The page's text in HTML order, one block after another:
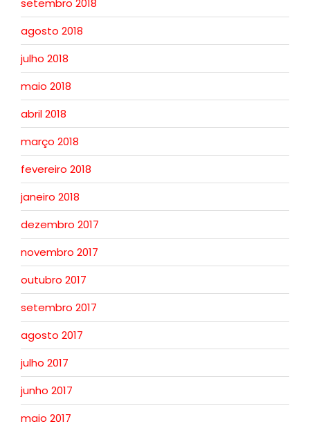
setembro 2018
agosto 2018
julho 2018
maio 2018
abril 2018
março 2018
fevereiro 2018
janeiro 2018
dezembro 2017
novembro 2017
outubro 2017
setembro 2017
agosto 2017
julho 2017
junho 2017
maio 2017